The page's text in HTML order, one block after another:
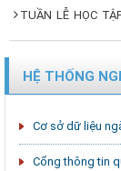
TUẦN LỄ HỌC
HỆ THỐNG
Cơ sở dữ liệu
Cổng thông tin